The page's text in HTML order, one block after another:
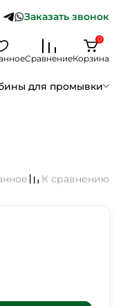
Заказать звонок
СравнениеКорзина
0
для промывки
К сравнению